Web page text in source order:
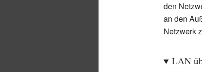
den
an den
Netzwerk
LAN